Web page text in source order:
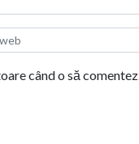
când o să comentez.